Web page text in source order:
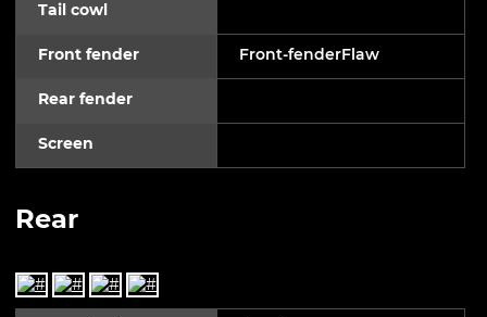
Tail cowl
Front fender Front-fenderFlaw
Rear fender
Screen
Rear